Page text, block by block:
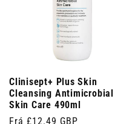
Clinisept+ Plus Skin
Cleansing Antimicrobial
Skin Care 490ml
Venjulegt
Frá £12.49 GBP